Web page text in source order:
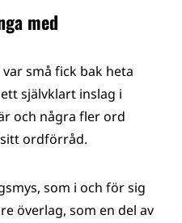
med
små fick bak heta
självklart inslag i
och några fler ord
ordförråd.
som i och för sig
överlag, som en del av